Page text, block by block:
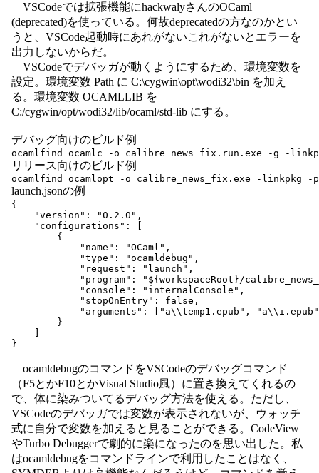
VSCodeでは拡張機能にhackwalyさんのOCaml
(deprecated)を使っている。何故deprecatedの方なのかとい
うと、VSCode起動時にあれがないこれがないとエラーを
出力しないからだ。
VSCodeでデバッガが動くようにするため、環境変数を
設定。環境変数 Path に C:\cygwin\opt\wodi32\bin を加え
る。環境変数 OCAMLLIB を
C:/cygwin/opt/wodi32/lib/ocaml/std-lib にする。
デバッグ向けのビルド例
ocamlfind ocamlc -o calibre_news_fix.run.exe -g -
リリース向けのビルド例
ocamlfind ocamlopt -o calibre_news_fix.exe -linkpkg
launch.jsonの例
{
    "version": "0.2.0",
    "configurations": [
        {
            "name": "OCaml",
            "type": "ocamldebug",
            "request": "launch",
"program": "${workspaceRoot}/
            "console": "internalConsole",
            "stopOnEntry": false,
"arguments": ["a\\temp1.epub",
        }
}
ocamldebugのコマンドをVSCodeのデバッグコマンド
（F5とかF10とかVisual Studio風）に置き換えてくれるの
で、体に染みついてるデバッグ方法を使える。ただし、
VSCodeのデバッガでは変数が表示されないが、ウォッチ
式に自分で変数を加えると見ることができる。CodeView
やTurbo Debuggerで劇的に楽になったのを思い出した。私
はocamldebugをコマンドラインで利用したことはなく、